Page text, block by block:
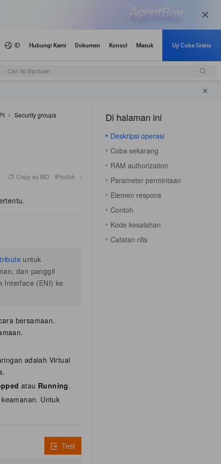
Pengumuman dan pembaruan
Cari Isi Bantuan
Security groups
Copy as MD Produk
untuk
dan panggil
Interface (ENI) ke
bersamaan.
adalah Virtual
atau Running.
Untuk
Test
Di halaman ini
Deskripsi operasi
Coba sekarang
RAM authorization
Parameter permintaan
Elemen respons
Contoh
Kode kesalahan
Catatan rilis